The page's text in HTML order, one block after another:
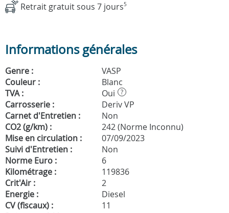
Retrait gratuit sous 7 jours5
Informations générales
Genre :
VASP
Couleur :
Blanc
TVA :
Oui ?
Carrosserie :
Deriv VP
Carnet d'Entretien :
Non
CO2 (g/km) :
242 (Norme Inconnu)
Mise en circulation :
07/09/2023
Suivi d'Entretien :
Non
Norme Euro :
6
Kilométrage :
119836
Crit'Air :
2
Energie :
Diesel
CV (fiscaux) :
11